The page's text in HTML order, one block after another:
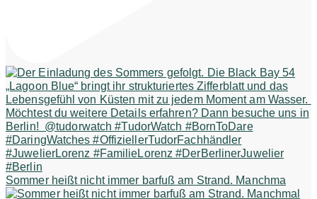
Sommer heißt nicht immer barfuß am Strand. Manchma